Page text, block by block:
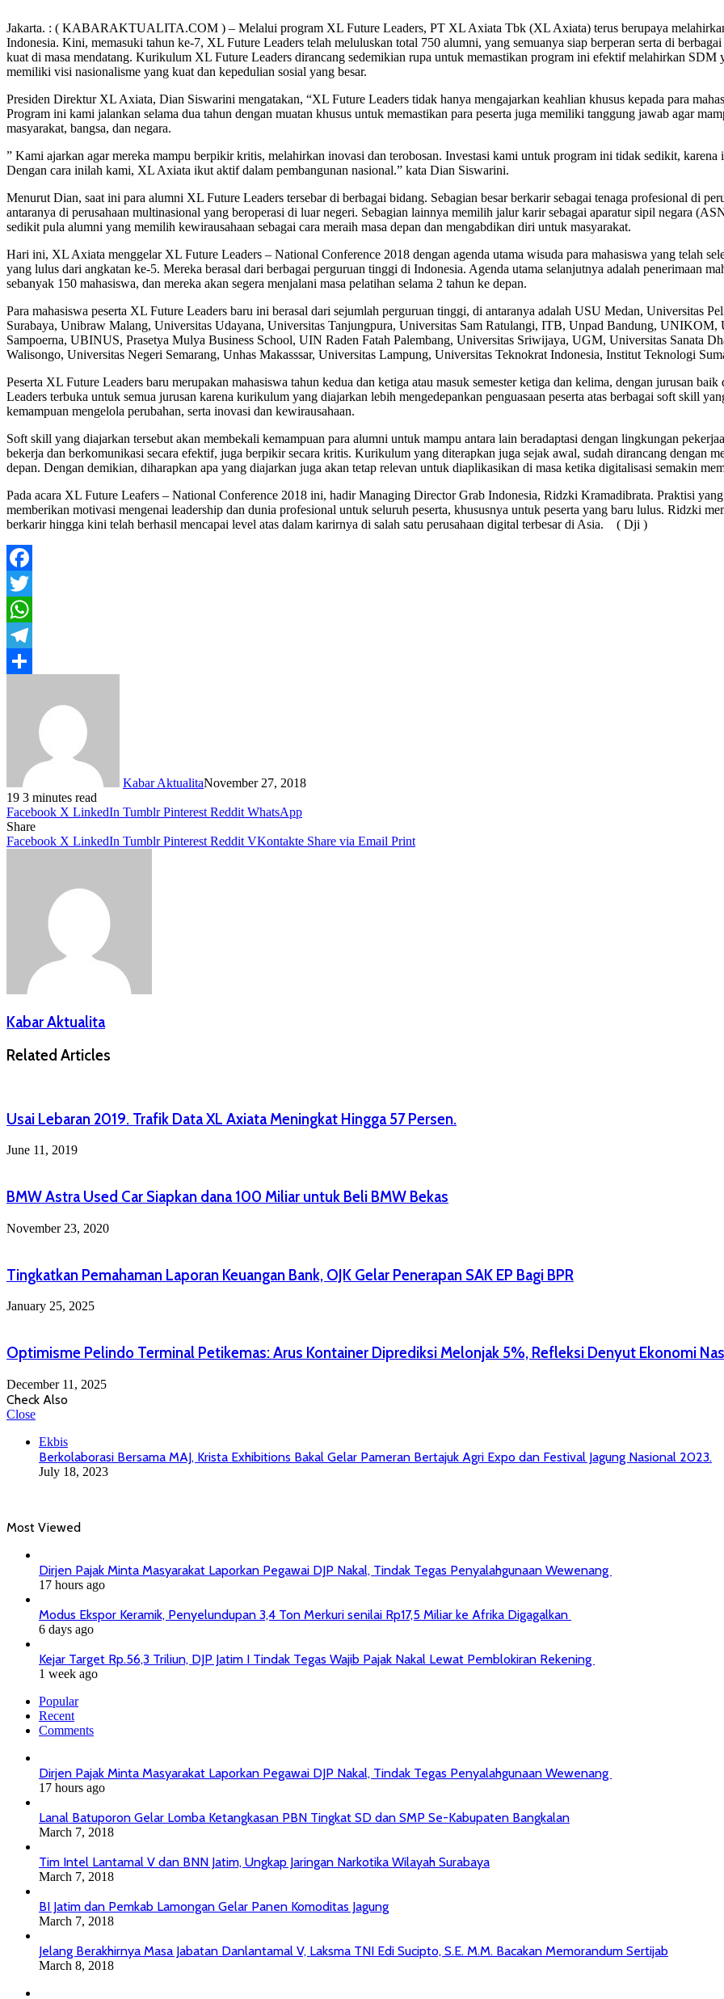
Jakarta. : ( KABARAKTUALITA.COM ) – Melalui program XL Future Leaders, PT XL Axiata Tbk (XL Axiata) terus berupaya
Indonesia. Kini, memasuki tahun ke-7, XL Future Leaders telah meluluskan total 750 alumni, yang semuanya siap berperan serta di
kuat di masa mendatang. Kurikulum XL Future Leaders dirancang sedemikian rupa untuk memastikan program ini efektif melahirkan
memiliki visi nasionalisme yang kuat dan kepedulian sosial yang besar.
Presiden Direktur XL Axiata, Dian Siswarini mengatakan, “XL Future Leaders tidak hanya mengajarkan keahlian khusus kepada para
Program ini kami jalankan selama dua tahun dengan muatan khusus untuk memastikan para peserta juga memiliki tanggung jawab agar
masyarakat, bangsa, dan negara.
” Kami ajarkan agar mereka mampu berpikir kritis, melahirkan inovasi dan terobosan. Investasi kami untuk program ini tidak sedikit,
Dengan cara inilah kami, XL Axiata ikut aktif dalam pembangunan nasional.” kata Dian Siswarini.
Menurut Dian, saat ini para alumni XL Future Leaders tersebar di berbagai bidang. Sebagian besar berkarir sebagai tenaga profesional di
antaranya di perusahaan multinasional yang beroperasi di luar negeri. Sebagian lainnya memilih jalur karir sebagai aparatur sipil negara
sedikit pula alumni yang memilih kewirausahaan sebagai cara meraih masa depan dan mengabdikan diri untuk masyarakat.
Hari ini, XL Axiata menggelar XL Future Leaders – National Conference 2018 dengan agenda utama wisuda para mahasiswa yang telah
yang lulus dari angkatan ke-5. Mereka berasal dari berbagai perguruan tinggi di Indonesia. Agenda utama selanjutnya adalah penerimaan
sebanyak 150 mahasiswa, dan mereka akan segera menjalani masa pelatihan selama 2 tahun ke depan.
Para mahasiswa peserta XL Future Leaders baru ini berasal dari sejumlah perguruan tinggi, di antaranya adalah USU Medan, Universitas
Surabaya, Unibraw Malang, Universitas Udayana, Universitas Tanjungpura, Universitas Sam Ratulangi, ITB, Unpad Bandung,
Sampoerna, UBINUS, Prasetya Mulya Business School, UIN Raden Fatah Palembang, Universitas Sriwijaya, UGM, Universitas Sanata
Walisongo, Universitas Negeri Semarang, Unhas Makasssar, Universitas Lampung, Universitas Teknokrat Indonesia, Institut Teknologi
Peserta XL Future Leaders baru merupakan mahasiswa tahun kedua dan ketiga atau masuk semester ketiga dan kelima, dengan jurusan
Leaders terbuka untuk semua jurusan karena kurikulum yang diajarkan lebih mengedepankan penguasaan peserta atas berbagai soft skill
kemampuan mengelola perubahan, serta inovasi dan kewirausahaan.
Soft skill yang diajarkan tersebut akan membekali kemampuan para alumni untuk mampu antara lain beradaptasi dengan lingkungan
bekerja dan berkomunikasi secara efektif, juga berpikir secara kritis. Kurikulum yang diterapkan juga sejak awal, sudah dirancang dengan
depan. Dengan demikian, diharapkan apa yang diajarkan juga akan tetap relevan untuk diaplikasikan di masa ketika digitalisasi semakin
Pada acara XL Future Leafers – National Conference 2018 ini, hadir Managing Director Grab Indonesia, Ridzki Kramadibrata. Praktisi
memberikan motivasi mengenai leadership dan dunia profesional untuk seluruh peserta, khususnya untuk peserta yang baru lulus. Ridzki
berkarir hingga kini telah berhasil mencapai level atas dalam karirnya di salah satu perusahaan digital terbesar di Asia. ( Dji )
Facebook
Twitter
WhatsApp
Telegram
Kabar AktualitaNovember 27, 2018
19 3 minutes read
Facebook X LinkedIn Tumblr Pinterest Reddit WhatsApp
Share
Facebook X LinkedIn Tumblr Pinterest Reddit VKontakte Share via Email Print
Kabar Aktualita
Related Articles
Usai Lebaran 2019. Trafik Data XL Axiata Meningkat Hingga 57 Persen.
June 11, 2019
BMW Astra Used Car Siapkan dana 100 Miliar untuk Beli BMW Bekas
November 23, 2020
Tingkatkan Pemahaman Laporan Keuangan Bank, OJK Gelar Penerapan SAK EP Bagi BPR
January 25, 2025
Optimisme Pelindo Terminal Petikemas: Arus Kontainer Diprediksi Melonjak 5%, Refleksi Denyut Ekonomi
December 11, 2025
Check Also
Close
Ekbis
Berkolaborasi Bersama MAJ, Krista Exhibitions Bakal Gelar Pameran Bertajuk Agri Expo dan Festival Jagung Nasional 2023.
July 18, 2023
Most Viewed
Dirjen Pajak Minta Masyarakat Laporkan Pegawai DJP Nakal, Tindak Tegas Penyalahgunaan Wewenang
17 hours ago
Modus Ekspor Keramik, Penyelundupan 3,4 Ton Merkuri senilai Rp17,5 Miliar ke Afrika Digagalkan
6 days ago
Kejar Target Rp.56,3 Triliun, DJP Jatim I Tindak Tegas Wajib Pajak Nakal Lewat Pemblokiran Rekening
1 week ago
Popular
Recent
Comments
Dirjen Pajak Minta Masyarakat Laporkan Pegawai DJP Nakal, Tindak Tegas Penyalahgunaan Wewenang
17 hours ago
Lanal Batuporon Gelar Lomba Ketangkasan PBN Tingkat SD dan SMP Se-Kabupaten Bangkalan
March 7, 2018
Tim Intel Lantamal V dan BNN Jatim, Ungkap Jaringan Narkotika Wilayah Surabaya
March 7, 2018
BI Jatim dan Pemkab Lamongan Gelar Panen Komoditas Jagung
March 7, 2018
Jelang Berakhirnya Masa Jabatan Danlantamal V, Laksma TNI Edi Sucipto, S.E. M.M. Bacakan Memorandum Sertijab
March 8, 2018